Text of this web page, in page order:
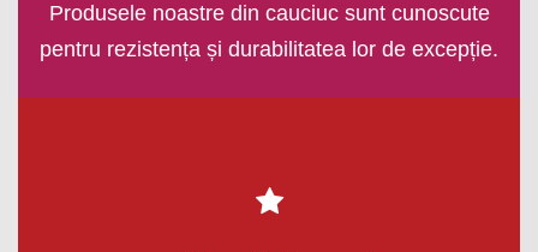
Produsele noastre din cauciuc sunt cunoscute
pentru rezistența și durabilitatea lor de excepție.